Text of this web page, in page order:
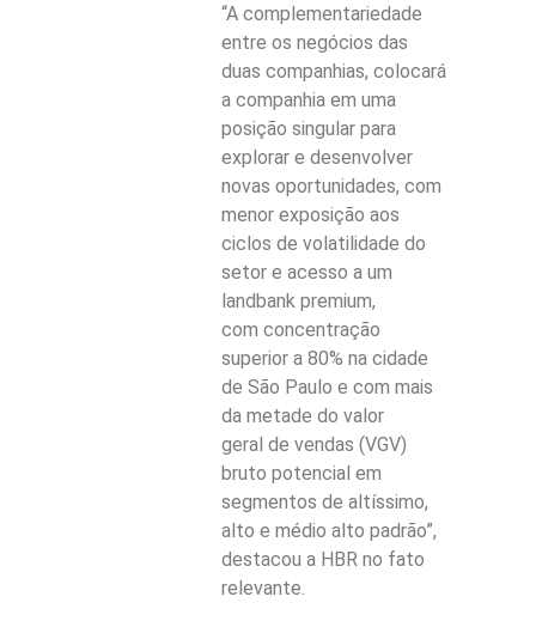
“A complementariedade
entre os negócios das
duas companhias, colocará
a companhia em uma
posição singular para
explorar e desenvolver
novas oportunidades, com
menor exposição aos
ciclos de volatilidade do
setor e acesso a um
landbank premium,
com concentração
superior a 80% na cidade
de São Paulo e com mais
da metade do valor
geral de vendas (VGV)
bruto potencial em
segmentos de altíssimo,
alto e médio alto padrão”,
destacou a HBR no fato
relevante.